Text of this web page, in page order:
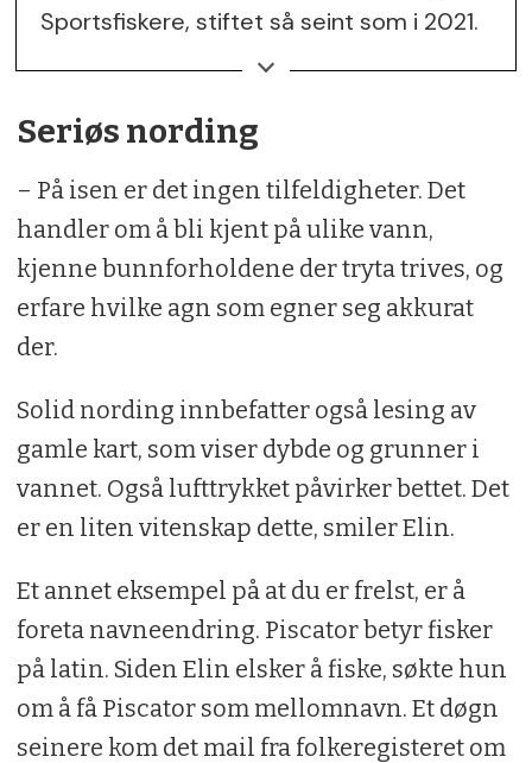
Sportsfiskere, stiftet så seint som i 2021.
Etter vel et års virksomhet teller
foreningen 60 fiskefrelste, som er aktive
innen alle former for sportsfiske,
arrangerer kurs og foredrag. Elin tilbyr
nybegynnerkurs i isfiske for damer.
Foreningen er engasjert i kultivering av
ca. 15 sjøørretbekker mellom Grimstad
Seriøs nording
– På isen er det ingen tilfeldigheter. Det
handler om å bli kjent på ulike vann,
kjenne bunnforholdene der tryta trives, og
erfare hvilke agn som egner seg akkurat
der.
Solid nording innbefatter også lesing av
gamle kart, som viser dybde og grunner i
vannet. Også lufttrykket påvirker bettet. Det
er en liten vitenskap dette, smiler Elin.
Et annet eksempel på at du er frelst, er å
foreta navneendring. Piscator betyr fisker
på latin. Siden Elin elsker å fiske, søkte hun
om å få Piscator som mellomnavn. Et døgn
seinere kom det mail fra folkeregisteret om